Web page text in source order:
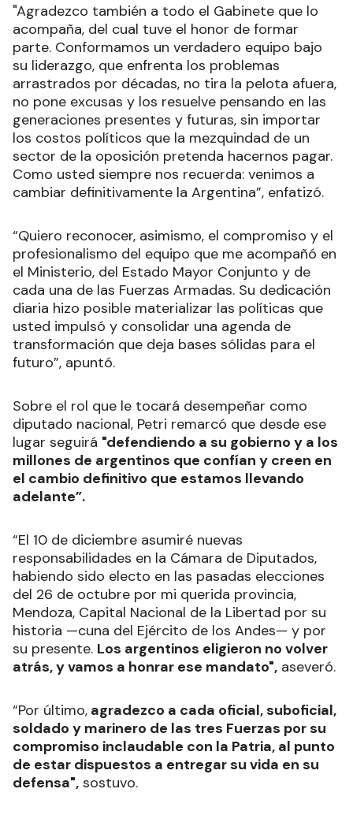
"Agradezco también a todo el Gabinete que lo
acompaña, del cual tuve el honor de formar
parte. Conformamos un verdadero equipo bajo
su liderazgo, que enfrenta los problemas
arrastrados por décadas, no tira la pelota afuera,
no pone excusas y los resuelve pensando en las
generaciones presentes y futuras, sin importar
los costos políticos que la mezquindad de un
sector de la oposición pretenda hacernos pagar.
Como usted siempre nos recuerda: venimos a
cambiar definitivamente la Argentina”, enfatizó.
“Quiero reconocer, asimismo, el compromiso y el
profesionalismo del equipo que me acompañó en
el Ministerio, del Estado Mayor Conjunto y de
cada una de las Fuerzas Armadas. Su dedicación
diaria hizo posible materializar las políticas que
usted impulsó y consolidar una agenda de
transformación que deja bases sólidas para el
futuro”, apuntó.
Sobre el rol que le tocará desempeñar como
diputado nacional, Petri remarcó que desde ese
lugar seguirá "defendiendo a su gobierno y a los
millones de argentinos que confían y creen en
el cambio definitivo que estamos llevando
adelante”.
“El 10 de diciembre asumiré nuevas
responsabilidades en la Cámara de Diputados,
habiendo sido electo en las pasadas elecciones
del 26 de octubre por mi querida provincia,
Mendoza, Capital Nacional de la Libertad por su
historia —cuna del Ejército de los Andes— y por
su presente. Los argentinos eligieron no volver
atrás, y vamos a honrar ese mandato", aseveró.
“Por último, agradezco a cada oficial, suboficial,
soldado y marinero de las tres Fuerzas por su
compromiso inclaudable con la Patria, al punto
de estar dispuestos a entregar su vida en su
defensa", sostuvo.